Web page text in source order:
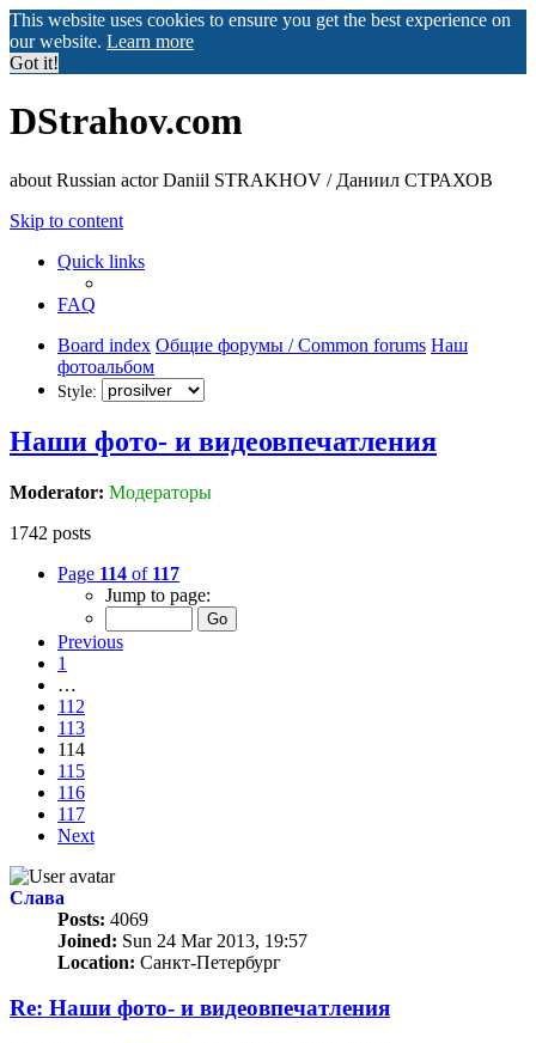
This website uses cookies to ensure you get the best experience on
our website. Learn more
Got it!
DStrahov.com
about Russian actor Daniil STRAKHOV / Даниил СТРАХОВ
Skip to content
Quick links
FAQ
Board index Общие форумы / Common forums Наш
фотоальбом
Style:
Наши фото- и видеовпечатления
Moderator: Модераторы
1742 posts
Page 114 of 117
Jump to page:
Previous
1
…
112
113
114
115
116
117
Next
Слава
Posts: 4069
Joined: Sun 24 Mar 2013, 19:57
Location: Санкт-Петербург
Re: Наши фото- и видеовпечатления